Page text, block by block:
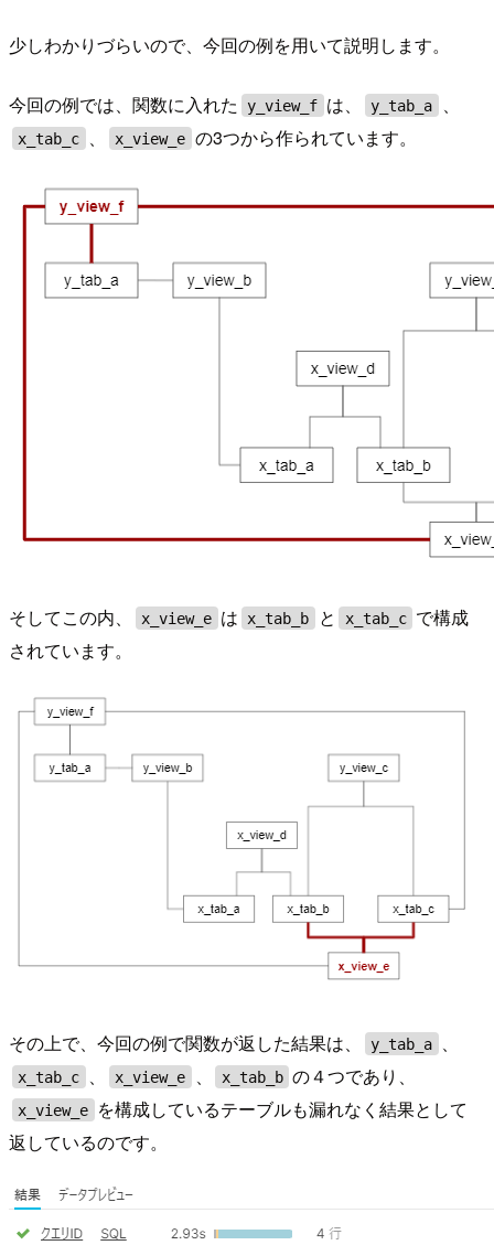
少しわかりづらいので、今回の例を用いて説明します。
今回の例では、関数に入れた y_view_f は、 y_tab_a 、
x_tab_c 、 x_view_e の3つから作られています。
そしてこの内、 x_view_e は x_tab_b と x_tab_c で構成
されています。
その上で、今回の例で関数が返した結果は、 y_tab_a 、
x_tab_c 、 x_view_e 、 x_tab_b の４つであり、
x_view_e
を構成しているテーブルも漏れなく結果として
返しているのです。